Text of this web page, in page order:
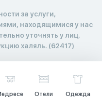
за услуги,
находящимися у нас
уточнять у лиц,
халяль. (62417)
Отели Одежда